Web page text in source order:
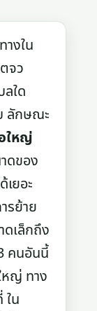
งใน
จว
ใด
ลักษณะ
ใหญ่
ดของ
ยอะ
รย้าย
เล็กถึง
คนอันนี้
หญ่ ทาง
ใน